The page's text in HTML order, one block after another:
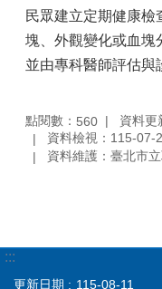
民眾建立定期健康
塊、外觀變化或血塊
並由專科醫師評估與
點閱數： 560
資料更
資料檢視：115-07-
資料維護：臺北市
:::
更新日期 115-08-11